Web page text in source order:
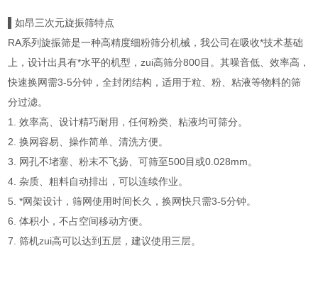
▌如昂三次元旋振筛特点
RA系列旋振筛是一种高精度细粉筛分机械，我公司在吸收*技术基础
上，设计出具有*水平的机型，zui高筛分800目。其噪音低、效率高，
快速换网需3-5分钟，全封闭结构，适用于粒、粉、粘液等物料的筛
分过滤。
1. 效率高、设计精巧耐用，任何粉类、粘液均可筛分。
2. 换网容易、操作简单、清洗方便。
3. 网孔不堵塞、粉末不飞扬、可筛至500目或0.028mm。
4. 杂质、粗料自动排出，可以连续作业。
5. *网架设计，筛网使用时间长久，换网快只需3-5分钟。
6. 体积小，不占空间移动方便。
7. 筛机zui高可以达到五层，建议使用三层。